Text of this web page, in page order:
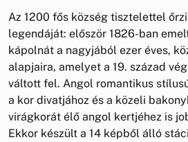
Az 1200 fős község tisztelettel
legendáját: először 1826-ban
kápolnát a nagyjából ezer éves,
alapjaira, amelyet a 19. század
váltott fel. Angol romantikus
a kor divatjához és a közeli
virágkorát élő angol kertjéhez is
Ekkor készült a 14 képből álló